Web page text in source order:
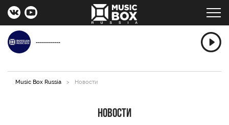
------------
Music Box Russia > Новости
Новости